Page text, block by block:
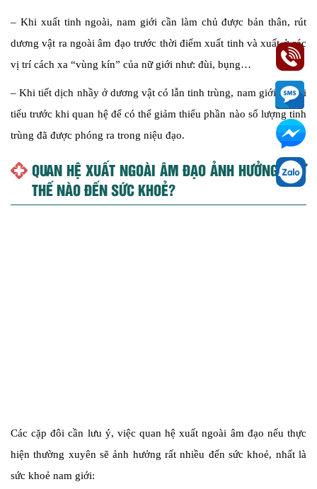
– Khi xuất tinh ngoài, nam giới cần làm chủ được bản thân, rút
dương vật ra ngoài âm đạo trước thời điểm xuất tinh và xuất ở các
vị trí cách xa “vùng kín” của nữ giới như: đùi, bụng…
– Khi tiết dịch nhầy ở dương vật có lẫn tinh trùng, nam giới nên đi
tiểu trước khi quan hệ để có thể giảm thiểu phần nào số lượng tinh
trùng đã được phóng ra trong niệu đạo.
QUAN HỆ XUẤT NGOÀI ÂM ĐẠO ẢNH HƯỞNG NHƯ
THẾ NÀO ĐẾN SỨC KHOẺ?
Các cặp đôi cần lưu ý, việc quan hệ xuất ngoài âm đạo nếu thực
hiện thường xuyên sẽ ảnh hưởng rất nhiều đến sức khoẻ, nhất là
sức khoẻ nam giới: